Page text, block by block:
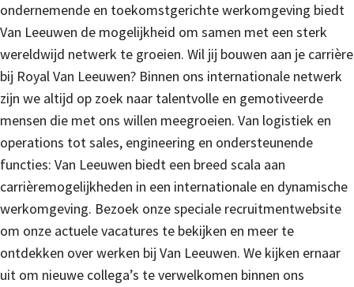
ondernemende en toekomstgerichte werkomgeving biedt
Van Leeuwen de mogelijkheid om samen met een sterk
wereldwijd netwerk te groeien. Wil jij bouwen aan je carrière
bij Royal Van Leeuwen? Binnen ons internationale netwerk
zijn we altijd op zoek naar talentvolle en gemotiveerde
mensen die met ons willen meegroeien. Van logistiek en
operations tot sales, engineering en ondersteunende
functies: Van Leeuwen biedt een breed scala aan
carrièremogelijkheden in een internationale en dynamische
werkomgeving. Bezoek onze speciale recruitmentwebsite
om onze actuele vacatures te bekijken en meer te
ontdekken over werken bij Van Leeuwen. We kijken ernaar
uit om nieuwe collega’s te verwelkomen binnen ons